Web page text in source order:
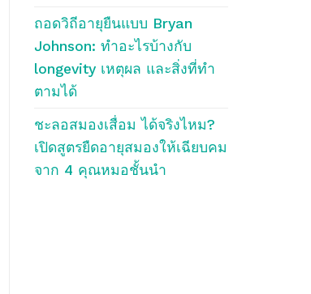
ถอดวิถีอายุยืนแบบ Bryan
Johnson: ทำอะไรบ้างกับ
longevity เหตุผล และสิ่งที่ทำ
ตามได้
ชะลอสมองเสื่อม ได้จริงไหม?
เปิดสูตรยืดอายุสมองให้เฉียบคม
จาก 4 คุณหมอชั้นนำ